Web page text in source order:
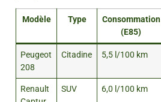
Modèle Type
Consommation
(E85)
Peugeot
208
Citadine 5,5 l/100 km
Renault
SUV 6,0 l/100 km